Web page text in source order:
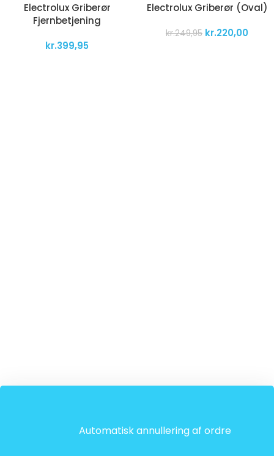
Electrolux Griberør
Fjernbetjening
kr.399,95
Electrolux Griberør (Oval)
kr.249,95 kr.220,00
Automatisk annullering af ordre